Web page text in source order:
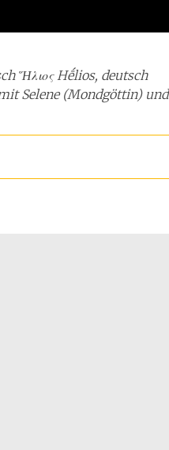
Ἥλιος Hḗlios, deutsch
Selene (Mondgöttin) und